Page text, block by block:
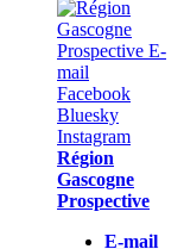
Région
Gascogne
Prospective
E-mail